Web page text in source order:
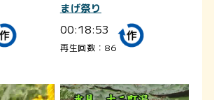
まげ祭り
00:18:53
再生回数：86